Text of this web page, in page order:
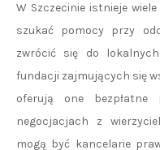
W Szczecinie istnieje
szukać pomocy przy
zwrócić się do
fundacji zajmujących się
oferują one
negocjacjach z
mogą być kancelarie